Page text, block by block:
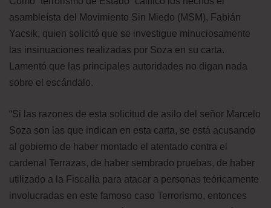
asambleísta del Movimiento Sin Miedo (MSM), Fabián
Yacsik, quien solicitó que se investigue minuciosamente
las insinuaciones realizadas por Soza en su carta.
Lamentó que las principales autoridades no digan nada
sobre el escándalo.
“Si las razones de esta solicitud de asilo del señor Marcelo
Soza son las que indican en esta carta, se está acusando
al gobierno de haber montado el atentado contra el
cardenal Terrazas, de haber sembrado pruebas, de haber
utilizado a la Fiscalía para atacar a personas teóricamente
involucradas en este famoso caso Terrorismo, entonces